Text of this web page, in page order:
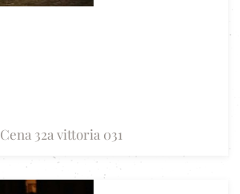
Cena 32a vittoria 031